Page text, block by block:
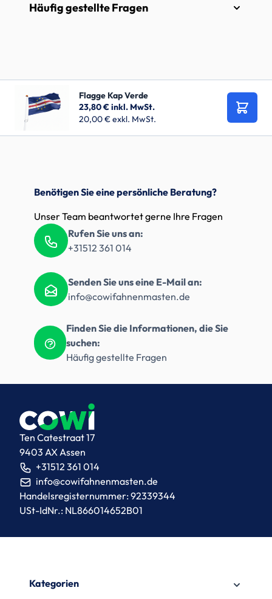
Häufig gestellte Fragen
Flagge Kap Verde
20,00 €exkl. MwSt.
23,80 €inkl. MwSt.
In
Benötigen Sie eine persönliche Beratung?
Unser Team beantwortet gerne Ihre Fragen
Rufen Sie uns an:
+31512 361 014
Senden Sie uns eine E-Mail an:
info@cowifahnenmasten.de
Finden Sie die Informationen, die Sie
suchen:
Häufig gestellte Fragen
Ten Catestraat 17
9403 AX Assen
+31512 361 014
info@cowifahnenmasten.de
Handelsregisternummer: 92339344
USt-IdNr.: NL866014652B01
Kategorien